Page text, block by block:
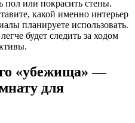
пол или покрасить стены.
какой именно интерьер
планируете использовать.
будет следить за ходом
«убежища» —
для